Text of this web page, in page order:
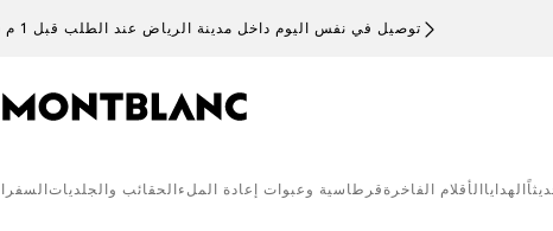
توصيل في نفس اليوم داخل مدينة الرياض عند الطلب قبل 1 م (عدا يوم الجمعه)
الهدايا الأقلام الفاخرة قرطاسية وعبوات إعادة الملء الحقائب والجلديات السفر